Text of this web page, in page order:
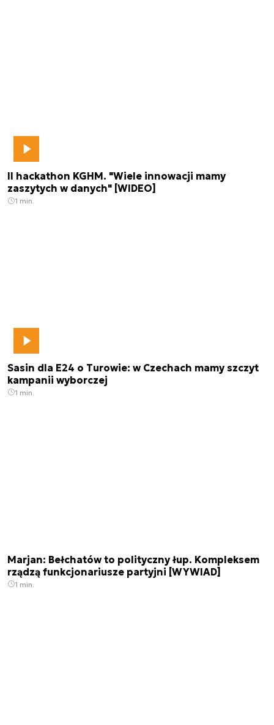
II hackathon KGHM. "Wiele innowacji mamy
zaszytych w danych" [WIDEO]
1 min.
Sasin dla E24 o Turowie: w Czechach mamy szczyt
kampanii wyborczej
1 min.
Marjan: Bełchatów to polityczny łup. Kompleksem
rządzą funkcjonariusze partyjni [WYWIAD]
1 min.